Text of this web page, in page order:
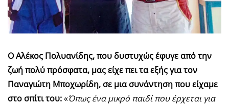
Ο Αλέκος Πολυανίδης, που δυστυχώς έφυγε από την
ζωή πολύ πρόσφατα, μας είχε πει τα εξής για τον
Παναγιώτη Μποχωρίδη, σε μια συνάντηση που είχαμε
στο σπίτι του:«Όπως ένα μικρό παιδί που έρχεται για